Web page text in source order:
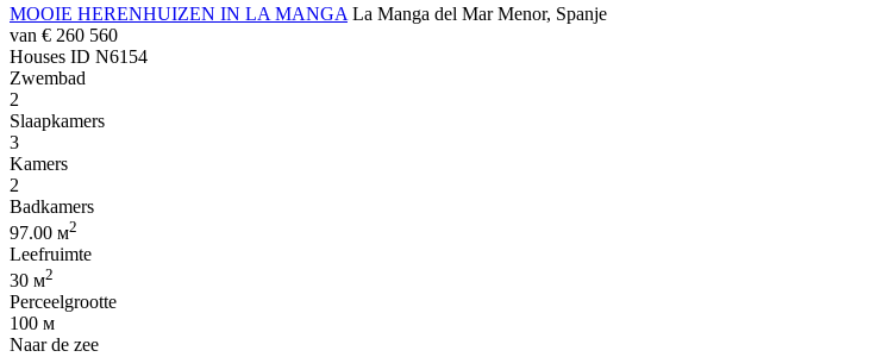
MOOIE HERENHUIZEN IN LA MANGA La Manga del Mar Menor, Spanje
van € 260 560
Houses ID N6154
Zwembad
2
Slaapkamers
3
Kamers
2
Badkamers
97.00 м2
Leefruimte
30 м2
Perceelgrootte
100 м
Naar de zee